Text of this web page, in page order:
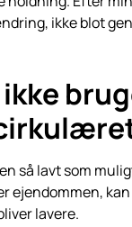
ikke blot
så lavt som
ejendommen,
lavere.